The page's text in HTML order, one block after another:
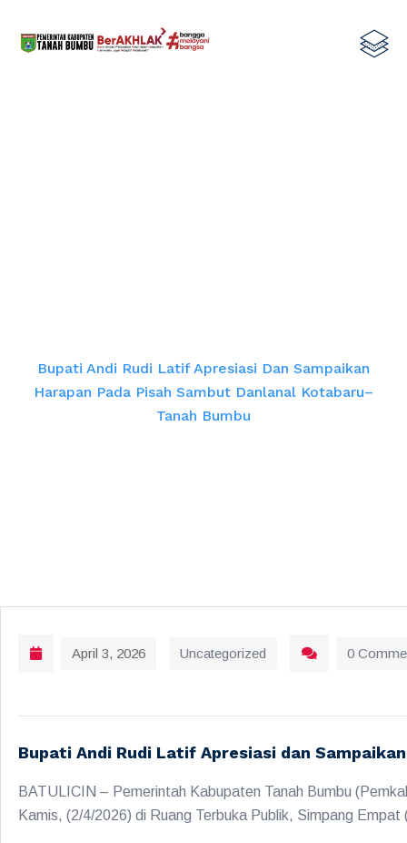
Bupati Andi Rudi Latif Apresiasi Dan Sampaikan
Harapan Pada Pisah Sambut Danlanal Kotabaru–
Tanah Bumbu
April 3, 2026 Uncategorized 0
Bupati Andi Rudi Latif Apresiasi dan Sampaikan
BATULICIN – Pemerintah Kabupaten Tanah Bumbu
Kamis, (2/4/2026) di Ruang Terbuka Publik, Simpang Empat